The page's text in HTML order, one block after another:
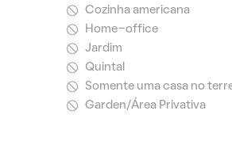
Cozinha americana
Home-office
Jardim
Quintal
Somente uma casa no
Garden/Área Privativa